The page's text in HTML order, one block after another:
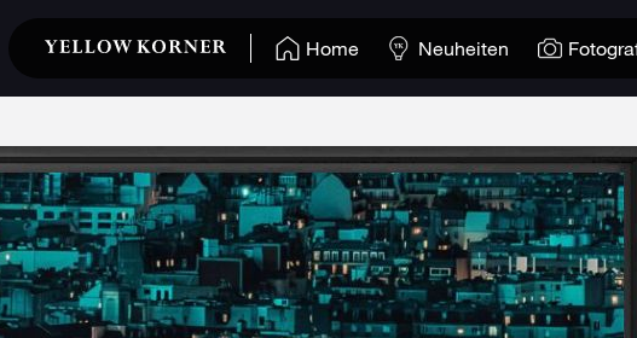
Home Neuheiten